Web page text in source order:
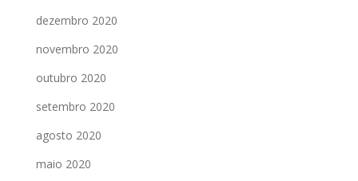
dezembro 2020
novembro 2020
outubro 2020
setembro 2020
agosto 2020
maio 2020